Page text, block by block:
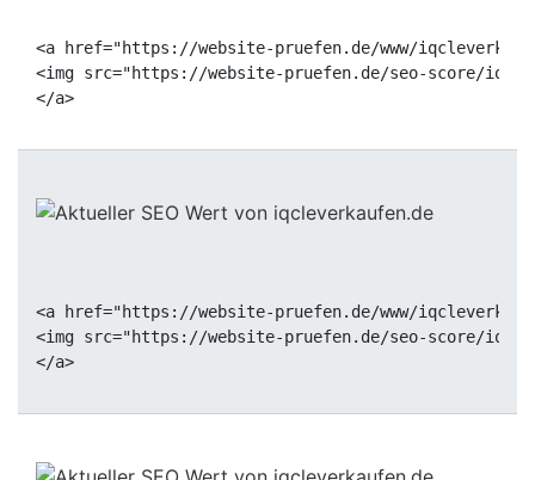
<a href="https://website-pruefen.de/www/
<img src="https://website-pruefen.de/seo-score/
<a href="https://website-pruefen.de/www/
<img src="https://website-pruefen.de/seo-score/